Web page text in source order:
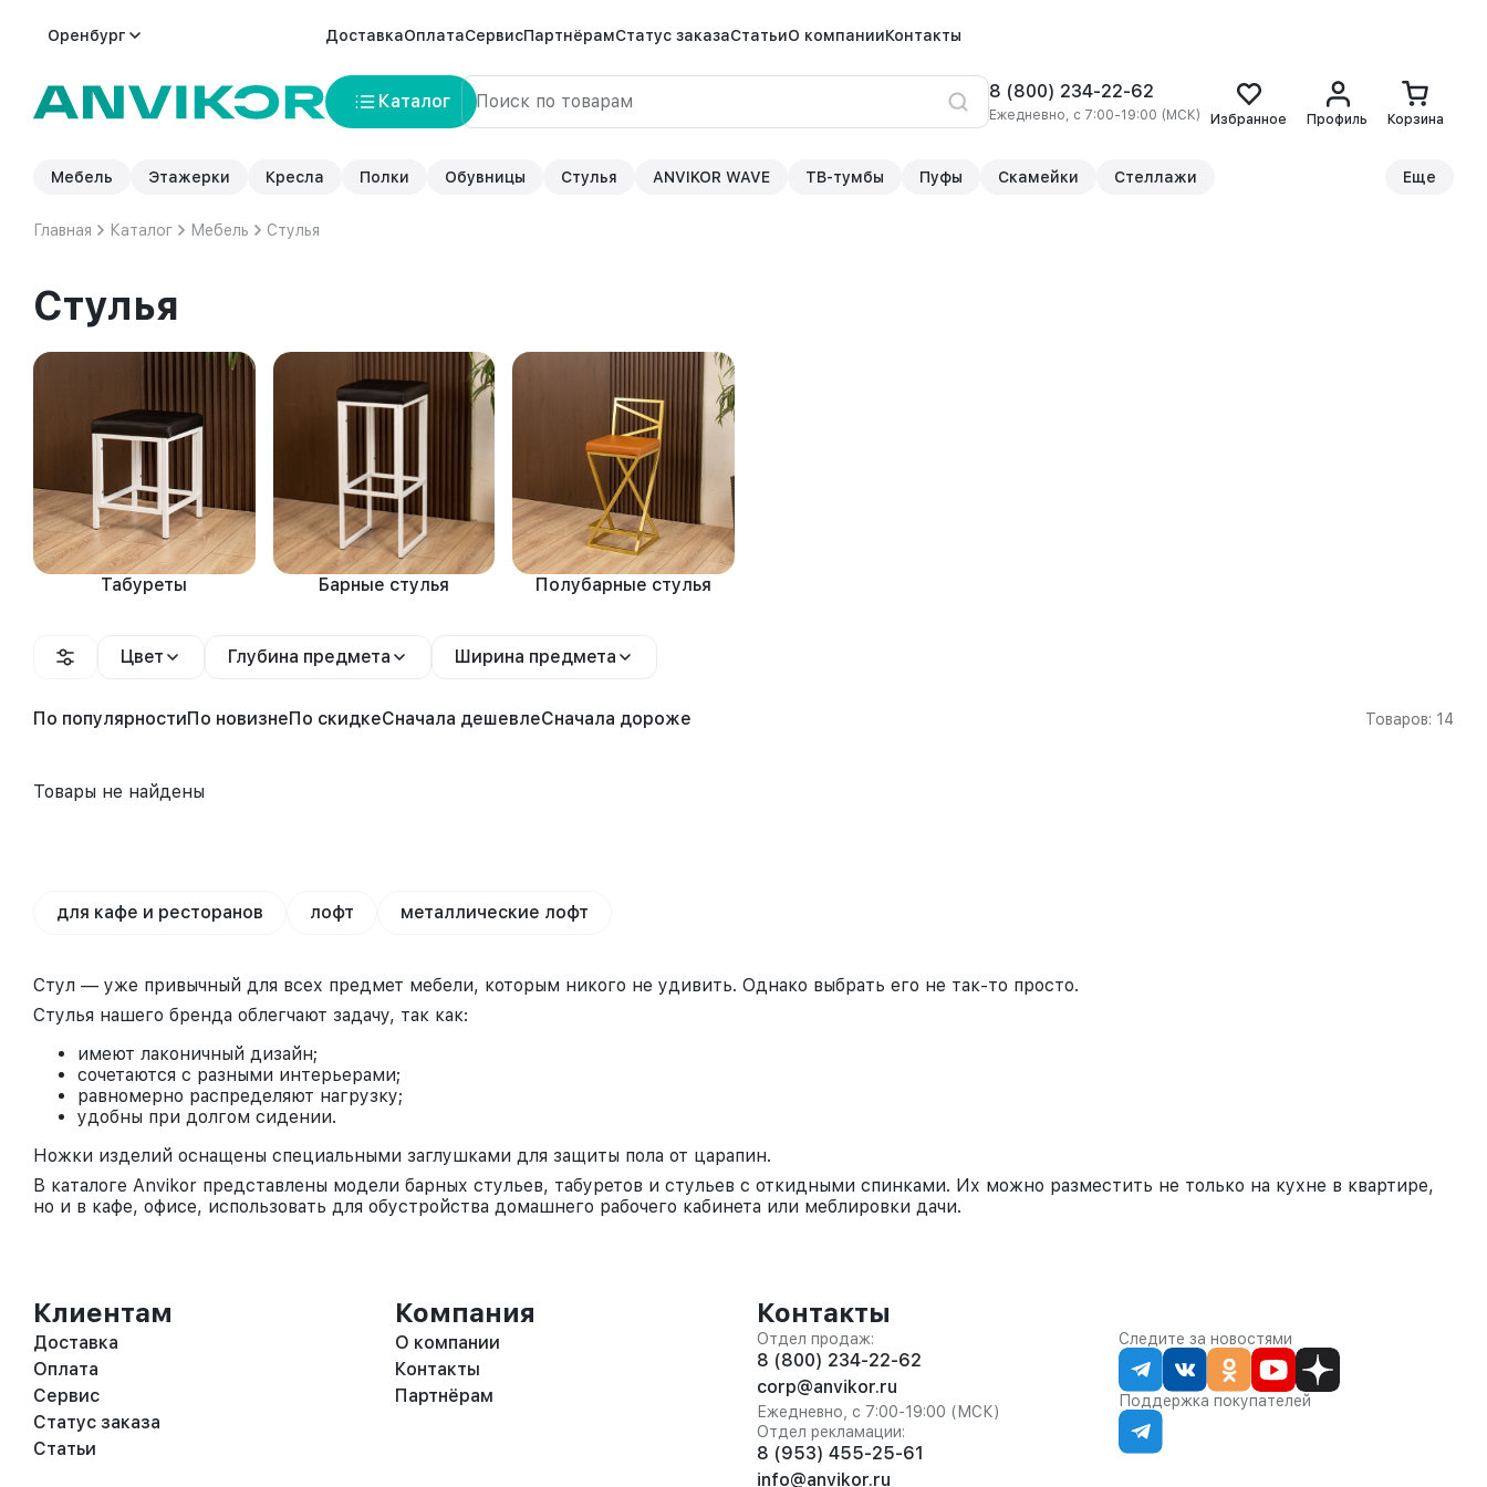
Оренбург ДоставкаОплатаСервисПартнёрамСтатус заказаСтатьиО компанииКонтакты
Каталог 8 (800) 234-22-62
Ежедневно, с 7:00-19:00 (МСК) Избранное Профиль Корзина
Мебель Этажерки Кресла Полки Обувницы Стулья ANVIKOR WAVE ТВ-тумбы Пуфы Скамейки Стеллажи Еще
Главная Каталог Мебель Стулья
Стулья
Табуреты Барные стулья Полубарные стулья
Цвет Глубина предмета Ширина предмета
По популярностиПо новизнеПо скидкеСначала дешевлеСначала дороже Товаров: 14
Товары не найдены
для кафе и ресторанов лофт металлические лофт
Стул — уже привычный для всех предмет мебели, которым никого не удивить. Однако выбрать его не так-то просто.
Стулья нашего бренда облегчают задачу, так как:
имеют лаконичный дизайн;
сочетаются с разными интерьерами;
равномерно распределяют нагрузку;
удобны при долгом сидении.
Ножки изделий оснащены специальными заглушками для защиты пола от царапин.
В каталоге Anvikor представлены модели барных стульев, табуретов и стульев с откидными спинками. Их можно разместить не только на кухне в квартире,
но и в кафе, офисе, использовать для обустройства домашнего рабочего кабинета или меблировки дачи.
Клиентам
Доставка
Оплата
Сервис
Статус заказа
Статьи
Компания
О компании
Контакты
Партнёрам
Контакты
Отдел продаж:
8 (800) 234-22-62
corp@anvikor.ru
Ежедневно, с 7:00-19:00 (МСК)
Отдел рекламации:
8 (953) 455-25-61
info@anvikor.ru
Следите за новостями
Поддержка покупателей